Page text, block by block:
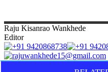
Raju Kisanrao Wankhede
Editor